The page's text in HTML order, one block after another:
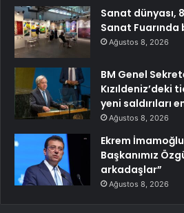
Sanat dünyası,
Sanat Fuarında
Ağustos 8, 2026
BM Genel
Kızıldeniz’deki
yeni saldırıları
Ağustos 8, 2026
Ekrem
Başkanımız
arkadaşlar”
Ağustos 8, 2026